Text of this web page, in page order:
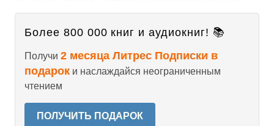
Более 800 000 книг и аудиокниг! 📚
Получи 2 месяца Литрес Подписки в
подарок и наслаждайся неограниченным
чтением
ПОЛУЧИТЬ ПОДАРОК